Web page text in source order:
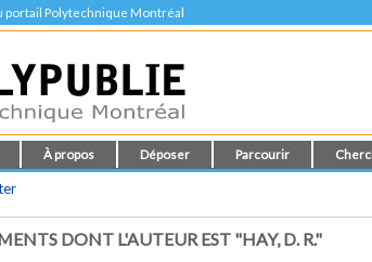
portail Polytechnique Montréal
À propos Déposer Parcourir
DONT L'AUTEUR EST "HAY, D. R."